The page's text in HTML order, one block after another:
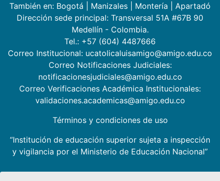
También en: Bogotá Manizales Montería
Apartadó
Dirección sede principal: Transversal 51A #67B 90
Medellín - Colombia.
Tel.: +57 (604) 4487666
Correo Institucional: ucatolicaluisamigo@amigo.edu.co
Correo Notificaciones Judiciales:
notificacionesjudiciales@amigo.edu.co
Correo Verificaciones Académica Institucionales:
validaciones.academicas@amigo.edu.co
Términos y condiciones de uso
“Institución de educación superior sujeta a inspección
y vigilancia por el Ministerio de Educación Nacional”